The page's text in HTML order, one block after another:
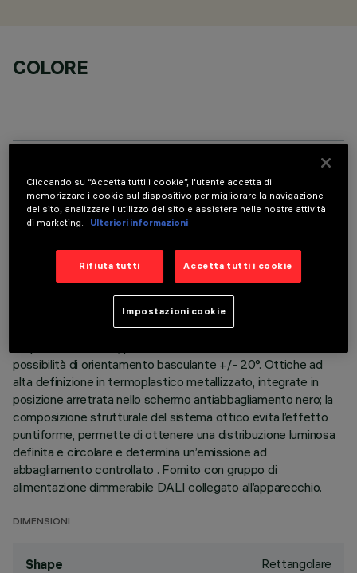
COLORE
DATI TECNICI
ULTIMO AGGIORNAMENTO: 05/08/2026
strutturale in lamiera di acciaio sagomata con faldina
perimetrale di battuta. I due elementi lineari a 15 celle
luminose, realizzati in alluminio pressofuso e direzionabili
possibilità di orientamento basculante +/- 20°. Ottiche ad
alta definizione in termoplastico metallizzato, integrate in
posizione arretrata nello schermo antiabbagliamento nero; la
composizione strutturale del sistema ottico evita l’effetto
puntiforme, permette di ottenere una distribuzione luminosa
definita e circolare e determina un’emissione ad
abbagliamento controllato . Fornito con gruppo di
alimentazione dimmerabile DALI collegato all’apparecchio.
DIMENSIONI
Shape Rettangolare
Cliccando su “Accetta tutti i cookie”, l'utente accetta di
memorizzare i cookie sul dispositivo per migliorare la navigazione
del sito, analizzare l'utilizzo del sito e assistere nelle nostre attività
di marketing.
Ulteriori informazioni
Rifiuta tutti Accetta tutti i cookie
Impostazioni cookie